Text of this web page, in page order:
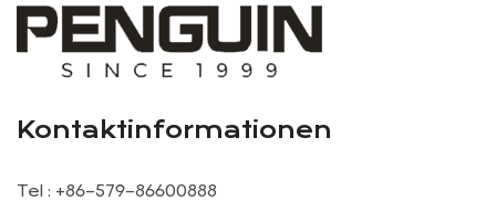
Kontaktinformationen
Tel : +86-579-86600888